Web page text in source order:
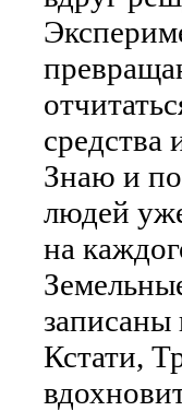
средства
Знаю и
людей
на
Кстати,